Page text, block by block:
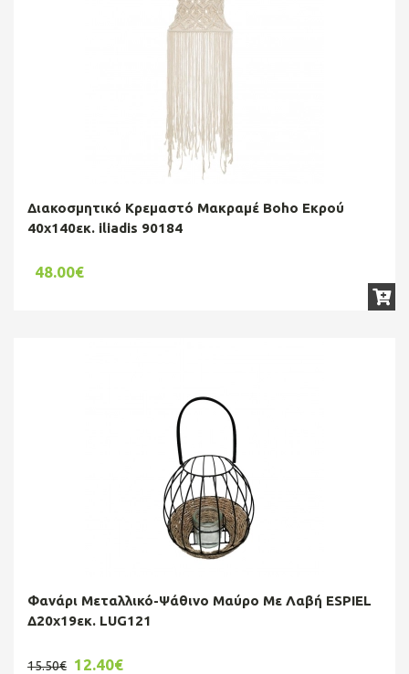
Διακοσμητικό Κρεμαστό Μακραμέ Boho Εκρού
40x140εκ. iliadis 90184
48.00€
Φανάρι Μεταλλικό-Ψάθινο Μαύρο Με Λαβή ESPIEL
Δ20x19εκ. LUG121
15.50€ 12.40€